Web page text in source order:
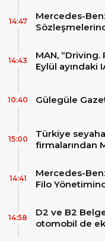
Mercedes-
14:47
MAN, “Driving.
Eylül ayındaki
14:43
Gülegüle
10:40
Türkiye
firmalarından
MAN Skyliner
15:00
Mercedes-
Filo
14:41
D2 ve B2
otomobil de
14:58